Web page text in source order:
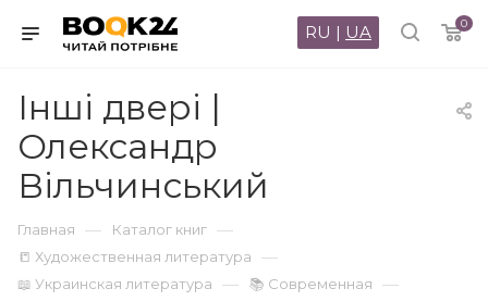
0
RU | UA
Інші двері |
Олександр
Вільчинський
Главная — Каталог книг —
📒 Художественная литература —
📖 Украинская литература — 📚 Современная —